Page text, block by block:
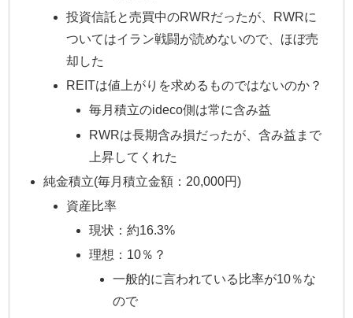
投資信託と売買中のRWRだったが、RWRに
ついてはイラン戦闘が読めないので、ほぼ売
却した
REITは値上がりを求めるものではないのか？
毎月積立のideco側は常に含み益
RWRは長期含み損だったが、含み益まで
上昇してくれた
純金積立(毎月積立金額：20,000円)
資産比率
現状：約16.3%
理想：10％？
一般的に言われている比率が10％な
ので